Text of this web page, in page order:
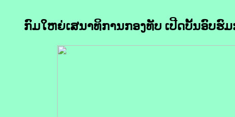
ກົມໃຫຍ່ເສນາທິການກອງທັບ ເປີດບັ້ນອົບຮົມ